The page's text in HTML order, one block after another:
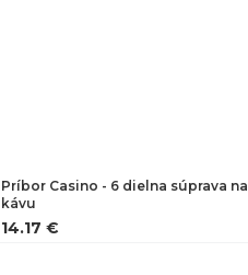
Príbor Casino - 6 dielna súprava na
kávu
14.17 €